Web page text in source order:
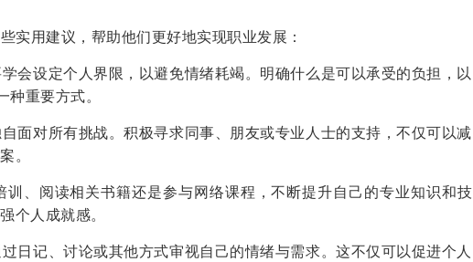
实用建议，帮助他们更好地实现职业发展：
会设定个人界限，以避免情绪耗竭。明确什么是可以承受的负担，以
重要方式。
面对所有挑战。积极寻求同事、朋友或专业人士的支持，不仅可以减
。
、阅读相关书籍还是参与网络课程，不断提升自己的专业知识和技
个人成就感。
日记、讨论或其他方式审视自己的情绪与需求。这不仅可以促进个人